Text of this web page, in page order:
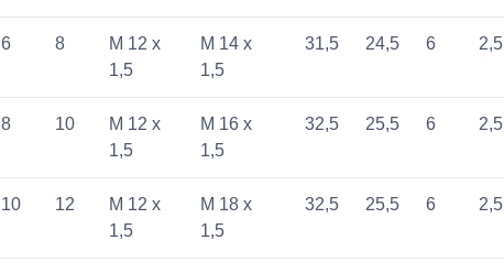
6 8
M 12 x
1,5
M 14 x
1,5
31,5 24,5 6 2,5
8 10
M 12 x
1,5
M 16 x
1,5
32,5 25,5 6 2,5
10 12
M 12 x
1,5
M 18 x
1,5
32,5 25,5 6 2,5